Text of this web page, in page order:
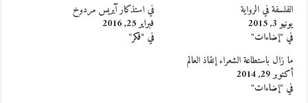
الفلسفة في الرواية
يونيو 3, 2015
في "إضاءات"
في استذكار آيريس مردوخ
فبراير 25, 2016
في "فكر"
ما زال باستطاعة الشعراء إنقاذ العالم
أكتوبر 29, 2014
في "إضاءات"